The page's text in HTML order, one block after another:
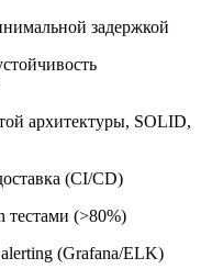
задержкой
архитектуры, SOLID,
(CI/CD)
тестами (>80%)
(Grafana/ELK)